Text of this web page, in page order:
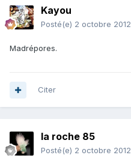
Kayou
Posté(e) 2 octobre 2012
Madrépores.
Citer
la roche 85
Posté(e) 2 octobre 2012